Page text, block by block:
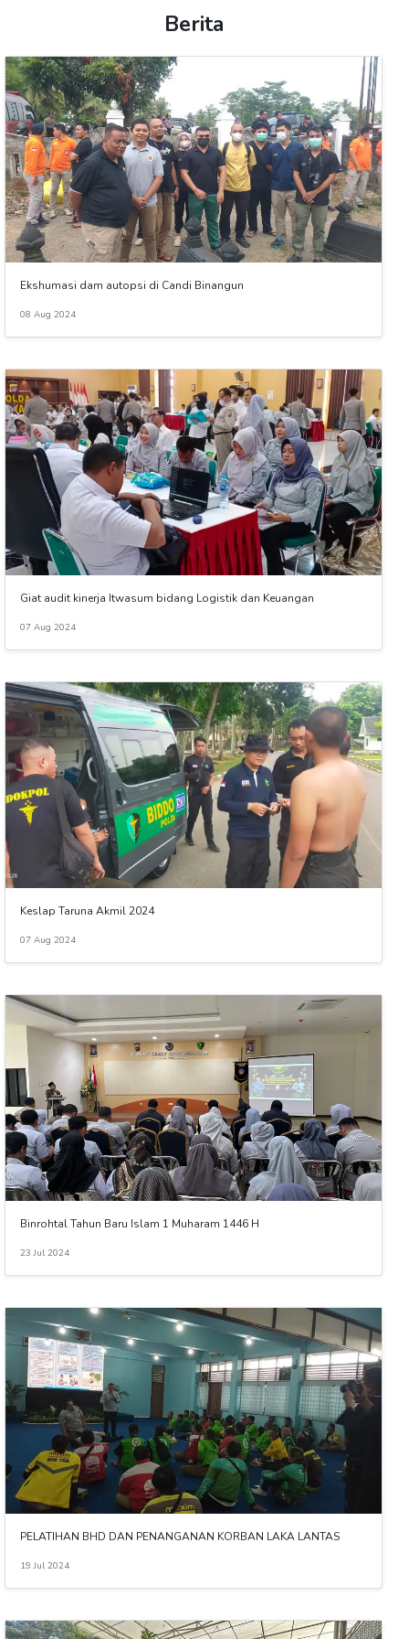
Berita
Ekshumasi dam autopsi di Candi Binangun
08 Aug 2024
Giat audit kinerja Itwasum bidang Logistik dan Keuangan
07 Aug 2024
Keslap Taruna Akmil 2024
07 Aug 2024
Binrohtal Tahun Baru Islam 1 Muharam 1446 H
23 Jul 2024
PELATIHAN BHD DAN PENANGANAN KORBAN LAKA LANTAS
19 Jul 2024